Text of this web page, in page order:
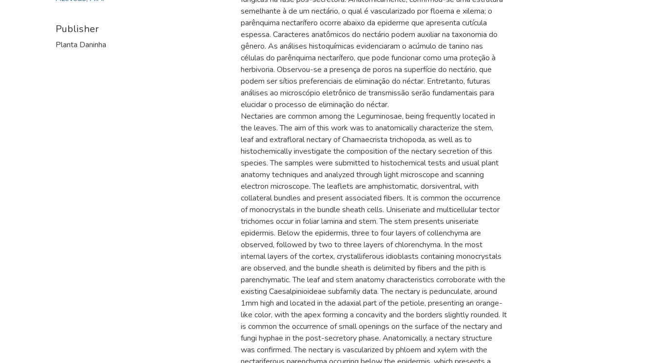
Publisher
Planta Daninha
semelhante à de um nectário, o qual é vascularizado por floema e xilema; o
parênquima nectarífero ocorre abaixo da epiderme que apresenta cutícula
espessa. Caracteres anatômicos do nectário podem auxiliar na taxonomia do
gênero. As análises histoquímicas evidenciaram o acúmulo de tanino nas
células do parênquima nectarífero, que pode funcionar como uma proteção à
herbivoria. Observou-se a presença de poros na superfície do nectário, que
podem ser sítios preferenciais de eliminação do néctar. Entretanto, futuras
análises ao microscópio eletrônico de transmissão serão fundamentais para
elucidar o processo de eliminação do néctar.
Nectaries are common among the Leguminosae, being frequently located in
the leaves. The aim of this work was to anatomically characterize the stem,
leaf and extrafloral nectary of Chamaecrista trichopoda, as well as to
histochemically investigate the composition of the nectary secretion of this
species. The samples were submitted to histochemical tests and usual plant
anatomy techniques and analyzed through light microscope and scanning
electron microscope. The leaflets are amphistomatic, dorsiventral, with
collateral bundles and present associated fibers. It is common the occurrence
of monocrystals in the bundle sheath cells. Uniseriate and multicellular tector
trichomes occur in foliar lamina and stem. The stem presents uniseriate
epidermis. Below the epidermis, three to four layers of collenchyma are
observed, followed by two to three layers of chlorenchyma. In the most
internal layers of the cortex, crystalliferous idioblasts containing monocrystals
are observed, and the bundle sheath is delimited by fibers and the pith is
parenchymatic. The leaf and stem anatomy characteristics corroborate with the
existing Caesalpinioideae subfamily data. The nectary is pedunculate, around
1mm high and located in the adaxial part of the petiole, presenting an orange-
like color, with the apex forming a concavity and the borders slightly rounded. It
is common the occurrence of small openings on the surface of the nectary and
fungi hyphae in the post-secretory phase. Anatomically, a nectary structure
was confirmed. The nectary is vascularized by phloem and xylem with the